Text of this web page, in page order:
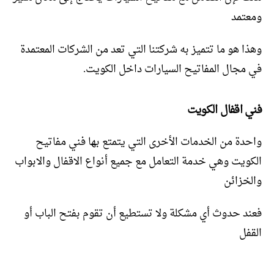
ومعتمد
وهذا هو ما تتميز به شركتنا التي تعد من الشركات المعتمدة
في مجال المفاتيح السيارات داخل الكويت.
فني اقفال الكويت
واحدة من الخدمات الأخرى التي يتمتع بها فني مفاتيح
الكويت وهي خدمة التعامل مع جميع أنواع الاقفال والابواب
والخزائن
فعند حدوث أي مشكلة ولا تستطيع أن تقوم بفتح الباب أو
القفل